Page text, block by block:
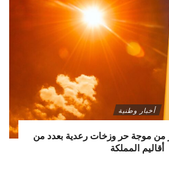
أخبار وطنية
من موجة حر وزخات رعدية بعدد من
أقاليم المملكة